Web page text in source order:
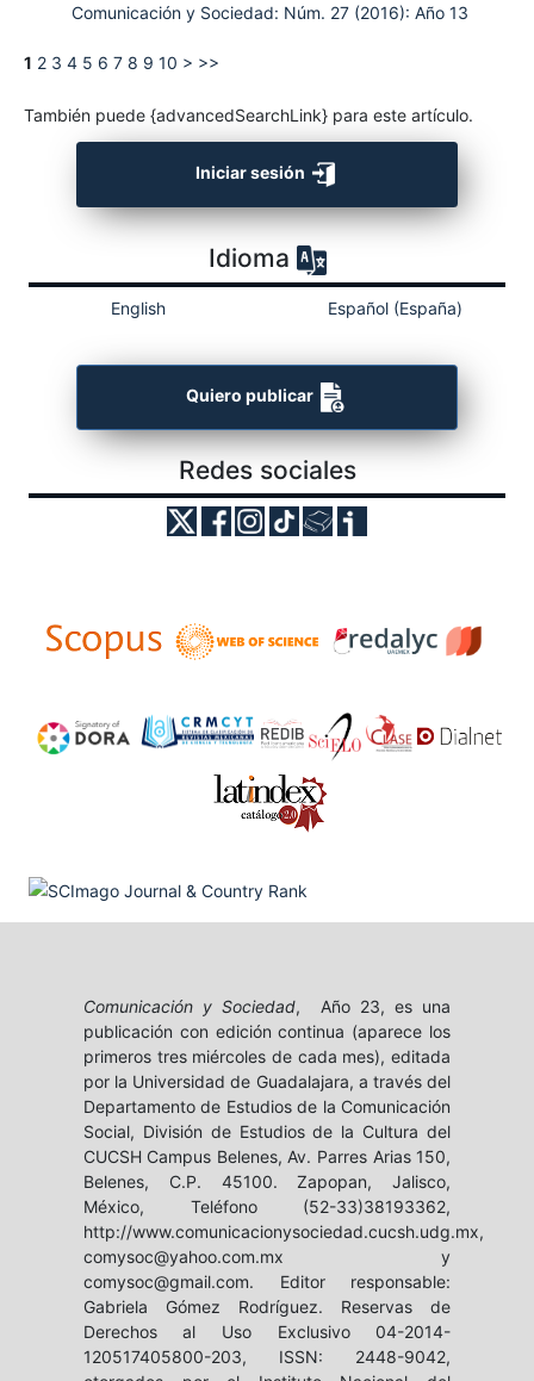
Comunicación y Sociedad: Núm. 27 (2016): Año 13
1 2 3 4 5 6 7 8 9 10 > >>
También puede {advancedSearchLink} para este artículo.
Iniciar sesión
Idioma
English Español (España)
Quiero publicar
Redes sociales
Comunicación y Sociedad, Año 23, es una
publicación con edición continua (aparece los
primeros tres miércoles de cada mes), editada
por la Universidad de Guadalajara, a través del
Departamento de Estudios de la Comunicación
Social, División de Estudios de la Cultura del
CUCSH Campus Belenes, Av. Parres Arias 150,
Belenes, C.P. 45100. Zapopan, Jalisco,
México, Teléfono (52-33)38193362,
http://www.comunicacionysociedad.cucsh.udg.mx,
comysoc@yahoo.com.mx y
comysoc@gmail.com. Editor responsable:
Gabriela Gómez Rodríguez. Reservas de
Derechos al Uso Exclusivo 04-2014-
120517405800-203, ISSN: 2448-9042,